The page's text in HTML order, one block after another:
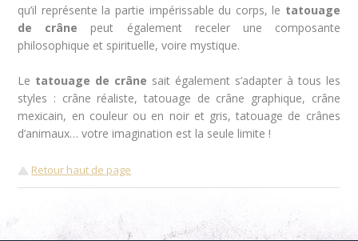
qu’il représente la partie impérissable du corps, le tatouage
de crâne peut également receler une composante
philosophique et spirituelle, voire mystique.
Le tatouage de crâne sait également s’adapter à tous les
styles : crâne réaliste, tatouage de crâne graphique, crâne
mexicain, en couleur ou en noir et gris, tatouage de crânes
d’animaux… votre imagination est la seule limite !
Retour haut de page